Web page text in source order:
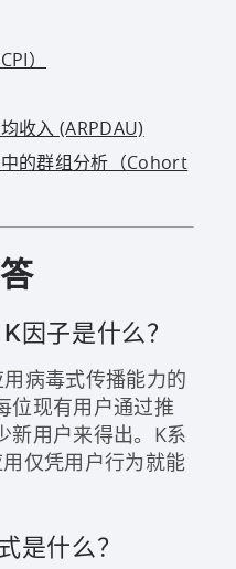
）
收入 (ARPDAU)
的群组分析（Cohort
因子是什么？
病毒式传播能力的
位现有用户通过推
新用户来得出。K系
仅凭用户行为就能
是什么？